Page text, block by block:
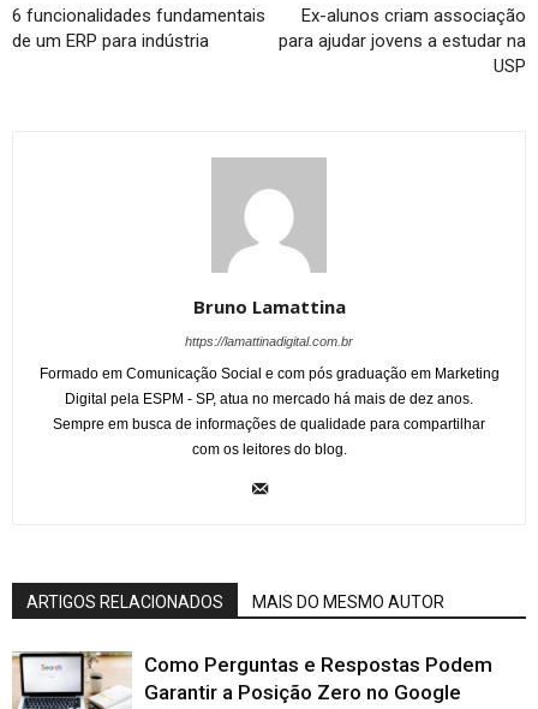
6 funcionalidades fundamentais
de um ERP para indústria
Ex-alunos criam associação
para ajudar jovens a estudar na
USP
Bruno Lamattina
https://lamattinadigital.com.br
Formado em Comunicação Social e com pós graduação em Marketing
Digital pela ESPM - SP, atua no mercado há mais de dez anos.
Sempre em busca de informações de qualidade para compartilhar
com os leitores do blog.
ARTIGOS RELACIONADOS MAIS DO MESMO AUTOR
Como Perguntas e Respostas Podem
Garantir a Posição Zero no Google